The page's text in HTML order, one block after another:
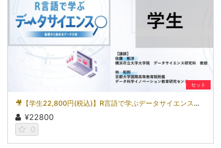
セット
🎥【学生22,800円(税込)】R言語で学ぶデータサイエンス～基礎から始めるデータ分析～［京都大学データサイエンス講座］（2026）
¥22800
0